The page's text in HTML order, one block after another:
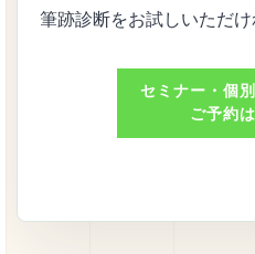
筆跡診断をお試しいただけ
セミナー・個
ご予約